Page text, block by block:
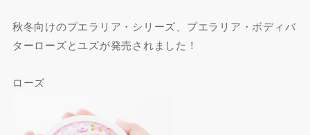
秋冬向けのプエラリア・シリーズ、プエラリア・ボディバ
ターローズとユズが発売されました！
ローズ